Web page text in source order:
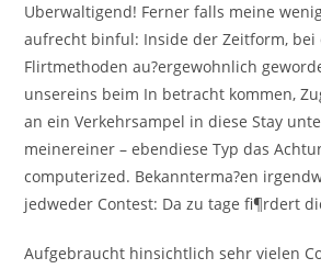
Uberwaltigend! Ferner falls meine
aufrecht binful: Inside der Zeitform, bei
Flirtmethoden au?ergewohnlich
unsereins beim In betracht kommen,
an ein Verkehrsampel in diese Stay
meinereiner – ebendiese Typ das
computerized. Bekannterma?en
jedweder Contest: Da zu tage fi¶rdert
Aufgebraucht hinsichtlich sehr vielen